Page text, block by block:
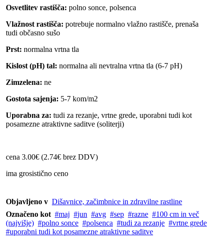
Osvetlitev rastišča: polno sonce, polsenca
Vlažnost rastišča: potrebuje normalno vlažno rastišče, prenaša
tudi občasno sušo
Prst: normalna vrtna tla
Kislost (pH) tal: normalna ali nevtralna vrtna tla (6-7 pH)
Zimzelena: ne
Gostota sajenja: 5-7 kom/m2
Uporabna za: tudi za rezanje, vrtne grede, uporabni tudi kot
posamezne atraktivne saditve (soliterji)
cena 3.00€ (2.74€ brez DDV)
ima grosistično ceno
Objavljeno v Dišavnice, začimbnice in zdravilne rastline
Označeno kot
maj jun avg sep razne
100 cm in več
(najvišje)
polno sonce polsenca tudi za rezanje
vrtne grede
uporabni tudi kot posamezne atraktivne saditve